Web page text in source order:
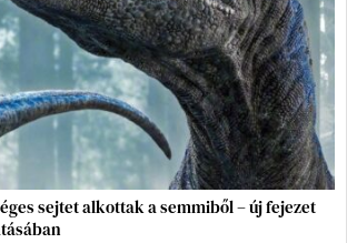
sejtet alkottak a semmiből – új fejezet